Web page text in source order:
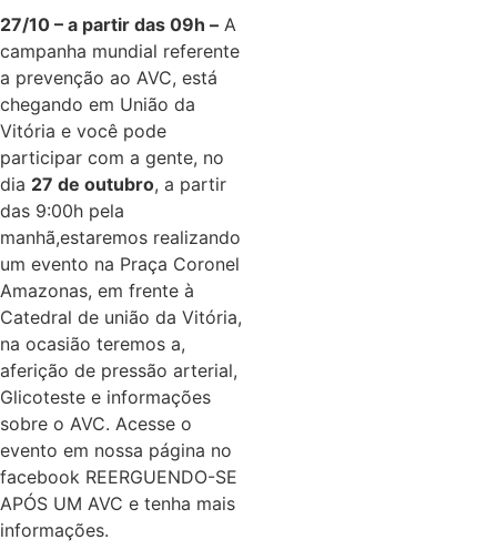
27/10 – a partir das 09h – A
campanha mundial referente
a prevenção ao AVC, está
chegando em União da
Vitória e você pode
participar com a gente, no
dia 27 de outubro, a partir
das 9:00h pela
manhã,estaremos realizando
um evento na Praça Coronel
Amazonas, em frente à
Catedral de união da Vitória,
na ocasião teremos a,
aferição de pressão arterial,
Glicoteste e informações
sobre o AVC. Acesse o
evento em nossa página no
facebook REERGUENDO-SE
APÓS UM AVC e tenha mais
informações.